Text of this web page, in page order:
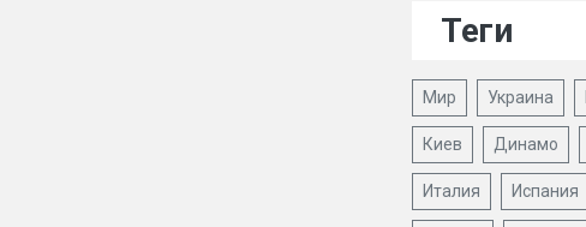
Теги
Мир Украина
Киев Динамо
Италия Испания